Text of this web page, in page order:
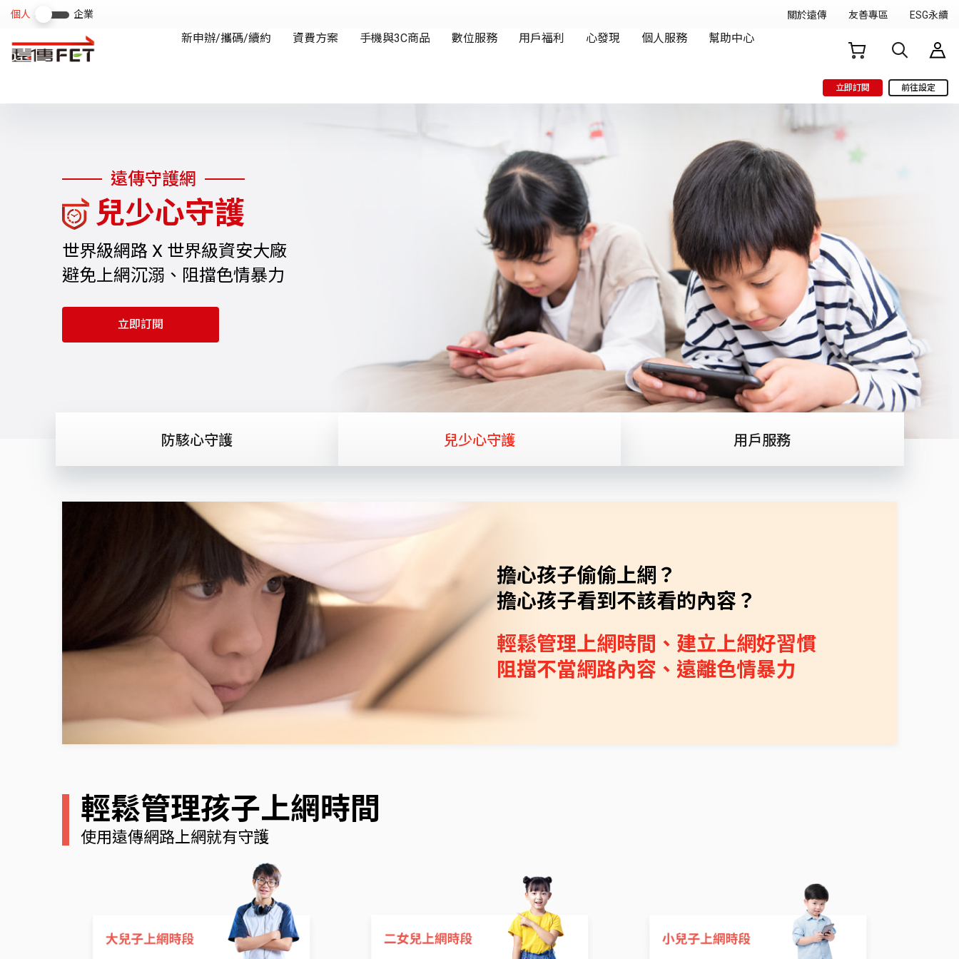
立即訂閱 前往設定
遠傳守護網
兒少心守護
世界級網路 X 世界級資安大廠
避免上網沉溺、阻擋色情暴力
立即訂閱
防駭心守護 兒少心守護 用戶服務
擔心孩子偷偷上網？
擔心孩子看到不該看的內容？
輕鬆管理上網時間、建立上網好習慣
阻擋不當網路內容、遠離色情暴力
輕鬆管理孩子上網時間
使用遠傳網路上網就有守護